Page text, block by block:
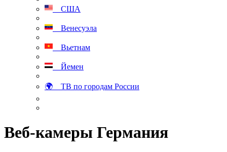
США
Венесуэла
Вьетнам
Йемен
🌍 ТВ по городам России
Веб-камеры Германия